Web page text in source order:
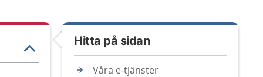
Hitta på sidan
Våra e-tjänster